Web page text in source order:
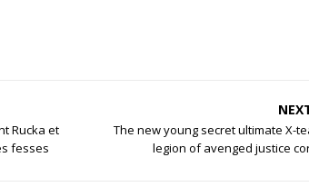
Rucka et
fesses
The new young secret ultimate X-
legion of avenged justice